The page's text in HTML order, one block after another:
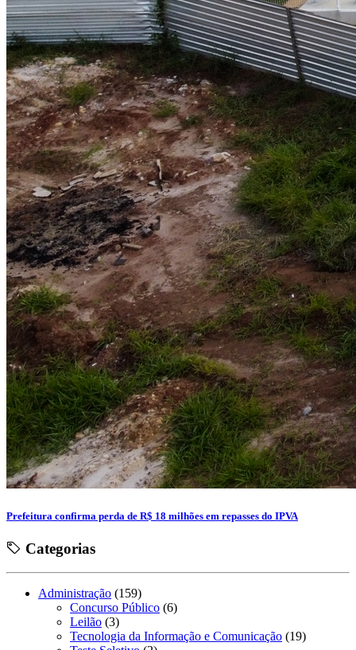
Prefeitura confirma perda de R$ 18 milhões em repasses do IPVA
Categorias
Administração (159)
Concurso Público (6)
Leilão (3)
Tecnologia da Informação e Comunicação (19)